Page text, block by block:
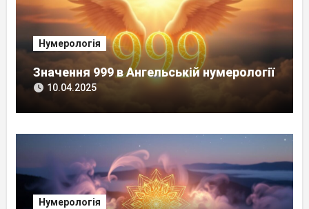
Нумерологія
Значення 999 в Ангельській нумерології
10.04.2025
Нумерологія